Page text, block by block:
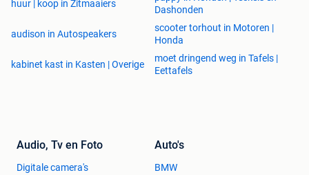
huur | koop in Zitmaaiers
Dashonden
audison in Autospeakers
scooter torhout in Motoren |
Honda
kabinet kast in Kasten | Overige
moet dringend weg in Tafels |
Eettafels
Audio, Tv en Foto
Digitale camera's
Auto's
BMW